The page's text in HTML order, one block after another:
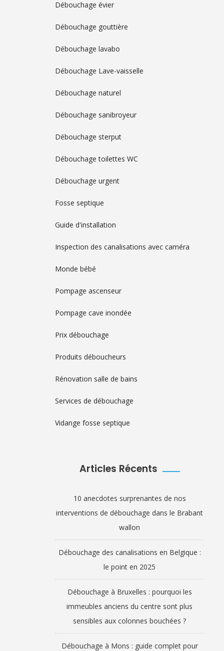
Débouchage évier
Débouchage gouttière
Débouchage lavabo
Débouchage Lave-vaisselle
Débouchage naturel
Débouchage sanibroyeur
Débouchage sterput
Débouchage toilettes WC
Débouchage urgent
Fosse septique
Guide d'installation
Inspection des canalisations avec caméra
Monde bébé
Pompage ascenseur
Pompage cave inondée
Prix débouchage
Produits déboucheurs
Rénovation salle de bains
Services de débouchage
Vidange fosse septique
Articles Récents
10 anecdotes surprenantes de nos
interventions de débouchage dans le Brabant
wallon
Débouchage des canalisations en Belgique :
le point en 2025
Débouchage à Bruxelles : pourquoi les
immeubles anciens du centre sont plus
sensibles aux colonnes bouchées ?
Débouchage à Mons : guide complet pour